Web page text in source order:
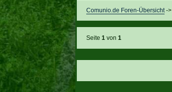
Comunio.de Foren-Übersicht->
Seite 1von 1